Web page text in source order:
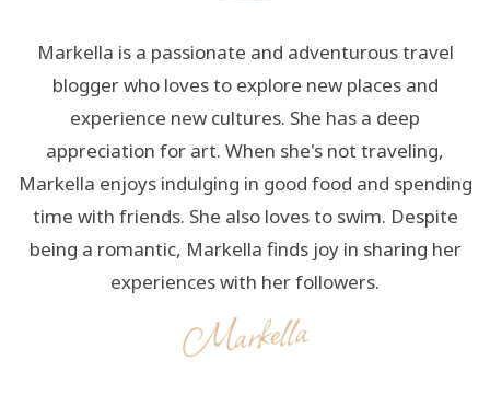
Markella is a passionate and adventurous travel
blogger who loves to explore new places and
experience new cultures. She has a deep
appreciation for art. When she's not traveling,
Markella enjoys indulging in good food and spending
time with friends. She also loves to swim. Despite
being a romantic, Markella finds joy in sharing her
experiences with her followers.